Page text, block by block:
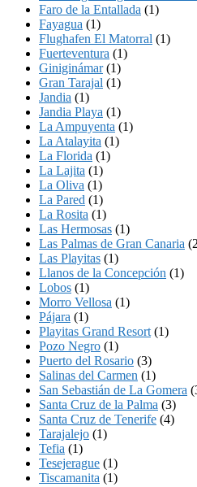
Faro de la Entallada (1)
Fayagua (1)
Flughafen El Matorral (1)
Fuerteventura (1)
Giniginámar(1)
Gran Tarajal (1)
Jandia (1)
Jandia Playa (1)
La Ampuyenta (1)
La Atalayita (1)
La Florida (1)
La Lajita (1)
La Oliva (1)
La Pared (1)
La Rosita (1)
Las Hermosas (1)
Las Palmas de Gran Canaria
Las Playitas (1)
Llanos de la Concepción (1)
Lobos (1)
Morro Vellosa (1)
Pájara (1)
Playitas Grand Resort (1)
Pozo Negro (1)
Puerto del Rosario (3)
Salinas del Carmen (1)
San Sebastián de La Gomera
Santa Cruz de la Palma (3)
Santa Cruz de Tenerife (4)
Tarajalejo (1)
Tefia (1)
Tesejerague (1)
Tiscamanita (1)